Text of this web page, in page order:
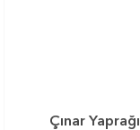
Çınar